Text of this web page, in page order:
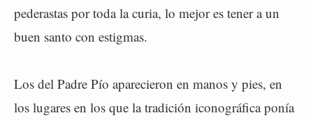
pederastas por toda la curia, lo mejor es tener a un
buen santo con estigmas.
Los del Padre Pío aparecieron en manos y pies, en
los lugares en los que la tradición iconográfica ponía